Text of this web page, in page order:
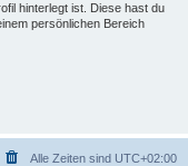
hinterlegt ist. Diese hast du
persönlichen Bereich
Alle Zeiten sind UTC+02:00